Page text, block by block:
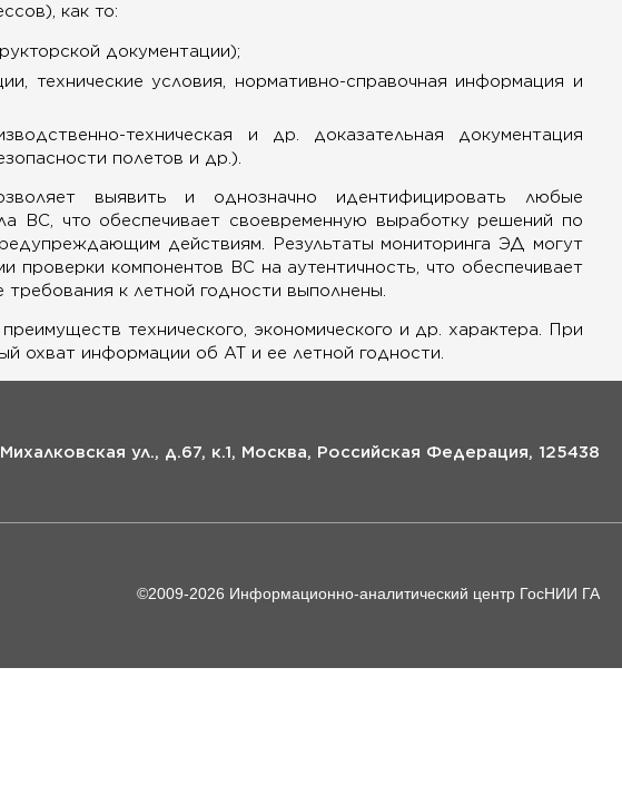
как то:
документации);
технические условия, нормативно-справочная информация и
техническая и др. доказательная документация
полетов и др.).
выявить и однозначно идентифицировать любые
ВС, что обеспечивает своевременную выработку решений по
действиям. Результаты мониторинга ЭД могут
проверки компонентов ВС на аутентичность, что обеспечивает
требования к летной годности выполнены.
технического, экономического и др. характера. При
охват информации об АТ и ее летной годности.
Михалковская ул., д.67, к.1, Москва, Российская Федерация, 125438
©2009-2026 Информационно-аналитический центр ГосНИИ ГА